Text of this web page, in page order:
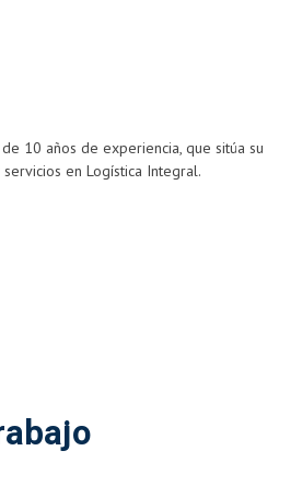
10 años de experiencia, que sitúa su
en Logística Integral.